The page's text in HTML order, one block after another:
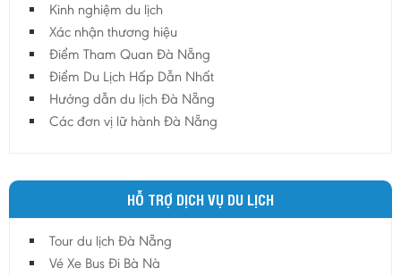
Kinh nghiệm du lịch
Xác nhận thương hiệu
Điểm Tham Quan Đà Nẵng
Điểm Du Lịch Hấp Dẫn Nhất
Hướng dẫn du lịch Đà Nẵng
Các đơn vị lữ hành Đà Nẵng
HỖ TRỢ DỊCH VỤ DU LỊCH
Tour du lịch Đà Nẵng
Vé Xe Bus Đi Bà Nà